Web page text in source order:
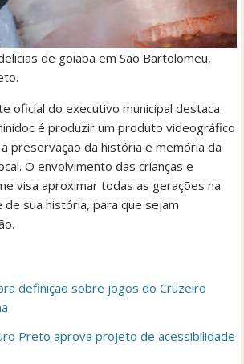
de goiaba em São Bartolomeu,
oficial do executivo municipal destaca
é produzir um produto videográfico
preservação da história e memória da
O envolvimento das crianças e
visa aproximar todas as gerações na
sua história, para que sejam
definição sobre jogos do Cruzeiro
Preto aprova projeto de acessibilidade